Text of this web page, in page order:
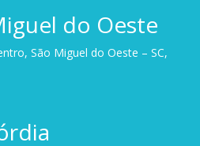
do Oeste
São Miguel do Oeste – SC,